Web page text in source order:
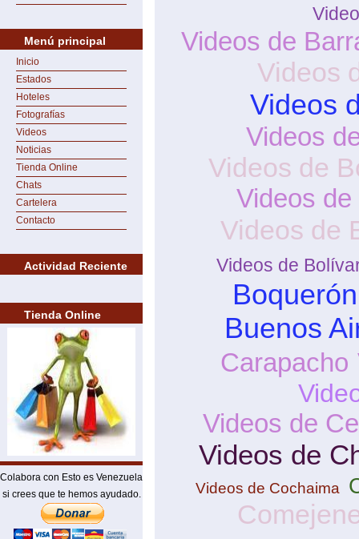
Menú principal
Inicio
Estados
Hoteles
Fotografías
Videos
Noticias
Tienda Online
Chats
Cartelera
Contacto
Actividad Reciente
Tienda Online
Colabora con Esto es Venezuela
si crees que te hemos ayudado.
Videos de
Videos
Videos
Videos
Videos de
Videos
Videos de
Videos de
Boquerón
Buenos
Carapacho
Videos de
Videos de
Videos de Cochaima